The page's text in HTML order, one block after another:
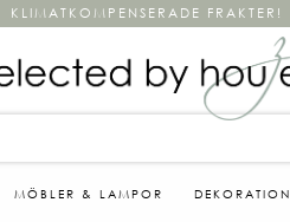
KLIMATKOMPENSERADE FRAKTER!
MÖBLER & LAMPOR DEKORATION